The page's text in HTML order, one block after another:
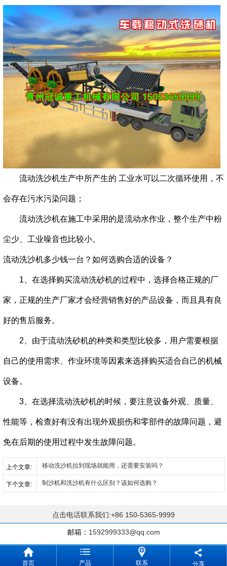
流动洗沙机生产中所产生的 工业水可以二次循环使用，不
会存在污水污染问题；
流动洗沙机在施工中采用的是流动水作业，整个生产中粉
尘少、工业噪音也比较小。
流动洗沙机多少钱一台？如何选购合适的设备？
1、在选择购买流动洗砂机的过程中，选择合格正规的厂
家，正规的生产厂家才会经营销售好的产品设备，而且具有良
好的售后服务。
2、由于流动洗砂机的种类和类型比较多，用户需要根据
自己的使用需求、作业环境等因素来选择购买适合自己的机械
设备。
3、在选择流动洗砂机的时候，要注意设备外观、质量、
性能等，检查好有没有出现外观损伤和零部件的故障问题，避
免在后期的使用过程中发生故障问题。
上个文章: 移动洗沙机拉到现场就能用，还需要安装吗？
下个文章: 制沙机和洗沙机有什么区别？该如何选购？
点击电话联系我们:+86 150-5365-9999
邮箱： 1592999333@qq.com
首页 产品 联系 分享